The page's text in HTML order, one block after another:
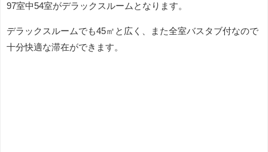
97室中54室がデラックスルームとなります。
デラックスルームでも45㎡と広く、また全室バスタブ付なので
十分快適な滞在ができます。